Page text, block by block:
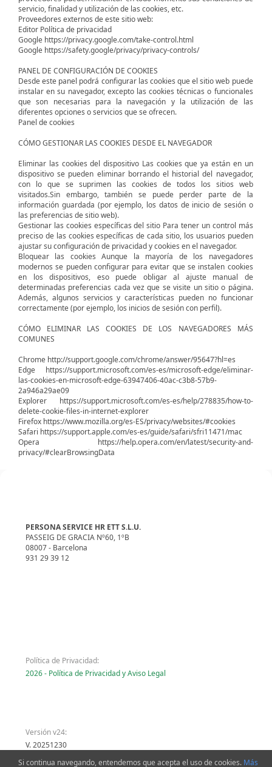
servicio, finalidad y utilización de las cookies, etc.
Proveedores externos de este sitio web:
Editor Política de privacidad
Google https://privacy.google.com/take-control.html
Google https://safety.google/privacy/privacy-controls/
PANEL DE CONFIGURACIÓN DE COOKIES
Desde este panel podrá configurar las cookies que el sitio web puede
instalar en su navegador, excepto las cookies técnicas o funcionales
que son necesarias para la navegación y la utilización de las
diferentes opciones o servicios que se ofrecen.
Panel de cookies
CÓMO GESTIONAR LAS COOKIES DESDE EL NAVEGADOR
Eliminar las cookies del dispositivo Las cookies que ya están en un
dispositivo se pueden eliminar borrando el historial del navegador,
con lo que se suprimen las cookies de todos los sitios web
visitados.Sin embargo, también se puede perder parte de la
información guardada (por ejemplo, los datos de inicio de sesión o
las preferencias de sitio web).
Gestionar las cookies específicas del sitio Para tener un control más
preciso de las cookies específicas de cada sitio, los usuarios pueden
ajustar su configuración de privacidad y cookies en el navegador.
Bloquear las cookies Aunque la mayoría de los navegadores
modernos se pueden configurar para evitar que se instalen cookies
en los dispositivos, eso puede obligar al ajuste manual de
determinadas preferencias cada vez que se visite un sitio o página.
Además, algunos servicios y características pueden no funcionar
correctamente (por ejemplo, los inicios de sesión con perfil).
CÓMO ELIMINAR LAS COOKIES DE LOS NAVEGADORES MÁS
COMUNES
Chrome http://support.google.com/chrome/answer/95647?hl=es
Edge https://support.microsoft.com/es-es/microsoft-edge/eliminar-
las-cookies-en-microsoft-edge-63947406-40ac-c3b8-57b9-
2a946a29ae09
Explorer https://support.microsoft.com/es-es/help/278835/how-to-
delete-cookie-files-in-internet-explorer
Firefox https://www.mozilla.org/es-ES/privacy/websites/#cookies
Safari https://support.apple.com/es-es/guide/safari/sfri11471/mac
Opera https://help.opera.com/en/latest/security-and-
privacy/#clearBrowsingData
PERSONA SERVICE HR ETT S.L.U.
PASSEIG DE GRACIA Nº60, 1ºB
08007 - Barcelona
931 29 39 12
Política de Privacidad:
2026 - Política de Privacidad y Aviso Legal
Versión v24:
V. 20251230
Si continua navegando, entendemos que acepta el uso de cookies. Más